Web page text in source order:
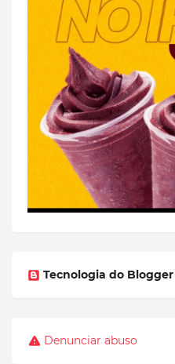
Tecnologia do Blogger
Denunciar abuso